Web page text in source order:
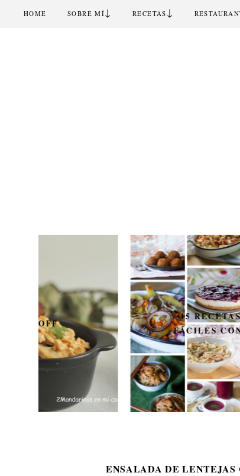
HOME SOBRE MÍ↓ RECETAS ↓
15 RECETAS DE VERANO
FÁCILES CON THERMOMIX
ENSALADA DE